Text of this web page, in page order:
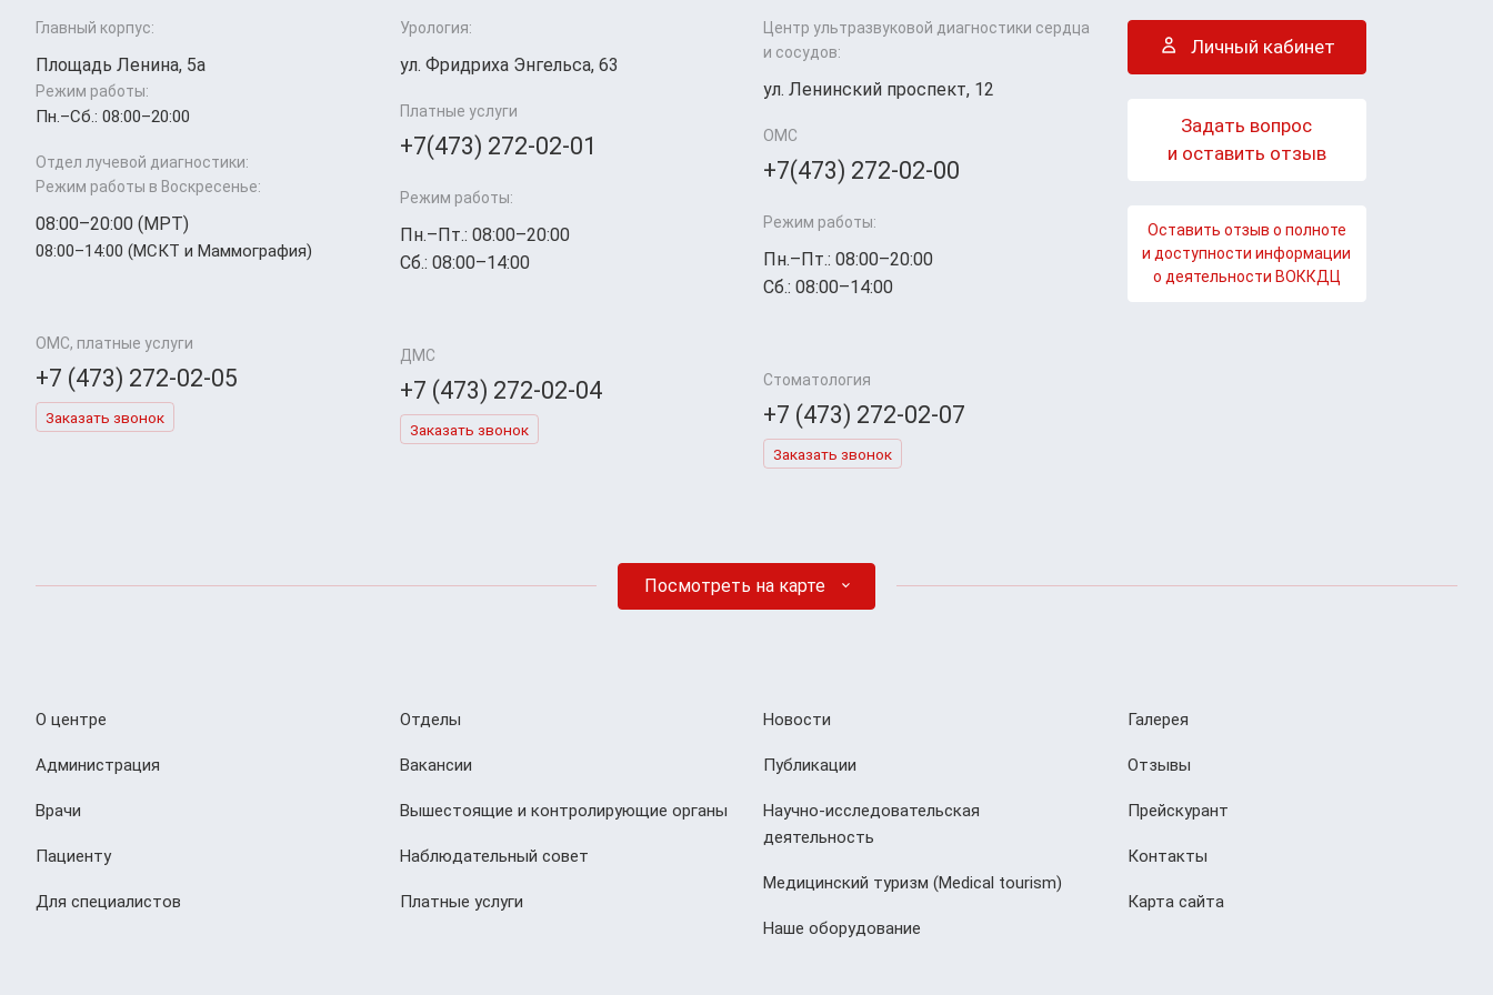
Главный корпус:
Площадь Ленина, 5а
Режим работы:
Пн.–Cб.: 08:00–20:00
Отдел лучевой диагностики:
Режим работы в Воскресенье:
08:00–20:00 (МРТ)
08:00–14:00 (МСКТ и Маммография)
ОМС, платные услуги
+7 (473) 272-02-05
Заказать звонок
Урология:
ул. Фридриха Энгельса, 63
Платные услуги
+7(473) 272-02-01
Режим работы:
Пн.–Пт.: 08:00–20:00
Сб.: 08:00–14:00
ДМС
+7 (473) 272-02-04
Заказать звонок
Центр ультразвуковой диагностики сердца
и сосудов:
ул. Ленинский проспект, 12
ОМС
+7(473) 272-02-00
Режим работы:
Пн.–Пт.: 08:00–20:00
Сб.: 08:00–14:00
Стоматология
+7 (473) 272-02-07
Заказать звонок
Личный кабинет
Задать вопрос
и оставить отзыв
Оставить отзыв о полноте
и доступности информации
о деятельности ВОККДЦ
Посмотреть на карте
О центре
Администрация
Врачи
Пациенту
Для специалистов
Отделы
Вакансии
Вышестоящие и контролирующие органы
Наблюдательный совет
Платные услуги
Новости
Публикации
Научно-исследовательская
деятельность
Медицинский туризм (Мedical tourism)
Наше оборудование
Галерея
Отзывы
Прейскурант
Контакты
Карта сайта